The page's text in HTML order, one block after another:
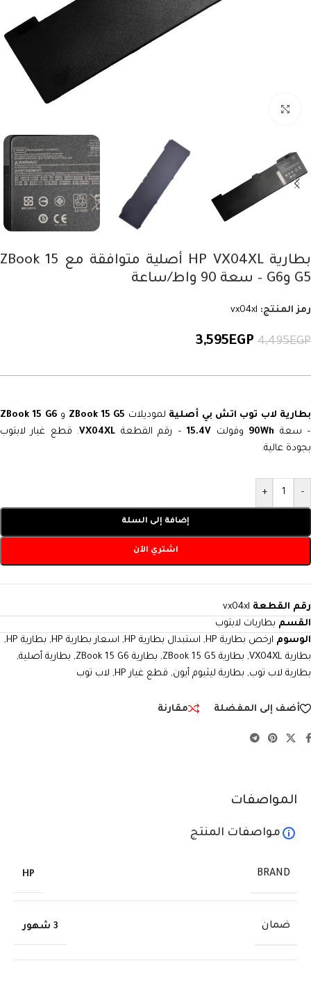
بطارية HP VX04XL أصلية متوافقة مع ZBook 15
G5 وG6 – سعة 90 واط/ساعة
رمز المنتج: vx04xl
4,495EGP
3,595EGP
بطارية لاب توب اتش بي أصلية لموديلات ZBook 15 G5 و ZBook 15 G6
– سعة 90Wh وفولت 15.4V– رقم القطعة VX04XL. قطع غيار لابتوب
بجودة عالية.
-
+
إضافة إلى السلة
اشتري الآن
رقم القطعة vx04xl
القسم بطاريات لابتوب
الوسوم ارخص بطارية HP , استبدال بطارية HP , اسعار بطارية HP , بطارية HP
,
بطارية VX04XL
, بطارية ZBook 15 G5 , بطارية ZBook 15 G6 , بطارية أصلية,
بطارية لاب توب, بطارية ليثيوم أيون, قطع غيار HP , لاب توب
أضف إلى المفضلة مقارنة
المواصفات
مواصفات المنتج
BRAND
HP
ضمان 3 شهور